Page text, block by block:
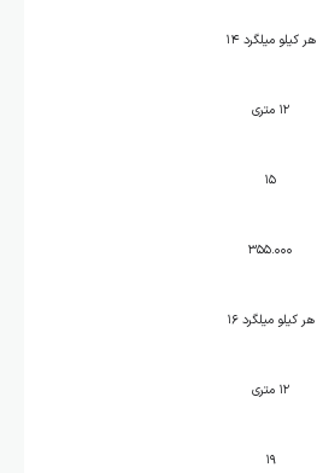
هر کیلو میلگرد ۱۴
۱۲ متری
۱۵
۳۵۵.۰۰۰
هر کیلو میلگرد ۱۶
۱۲ متری
۱۹